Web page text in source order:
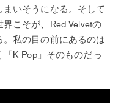
いそうになる。そして
こそが、Red Velvetの
私の目の前にあるのは
「K-Pop」そのものだっ